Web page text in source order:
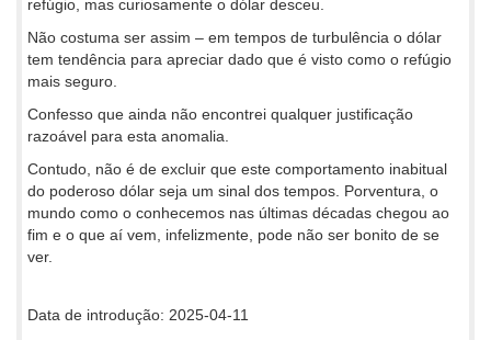
refúgio, mas curiosamente o dólar desceu.
Não costuma ser assim – em tempos de turbulência o dólar
tem tendência para apreciar dado que é visto como o refúgio
mais seguro.
Confesso que ainda não encontrei qualquer justificação
razoável para esta anomalia.
Contudo, não é de excluir que este comportamento inabitual
do poderoso dólar seja um sinal dos tempos. Porventura, o
mundo como o conhecemos nas últimas décadas chegou ao
fim e o que aí vem, infelizmente, pode não ser bonito de se
ver.
Data de introdução: 2025-04-11